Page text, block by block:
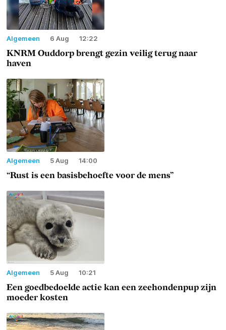
Algemeen 6 Aug 12:22
KNRM Ouddorp brengt gezin veilig terug naar
haven
Algemeen 5 Aug 14:00
“Rust is een basisbehoefte voor de mens”
Algemeen 5 Aug 10:21
Een goedbedoelde actie kan een zeehondenpup zijn
moeder kosten